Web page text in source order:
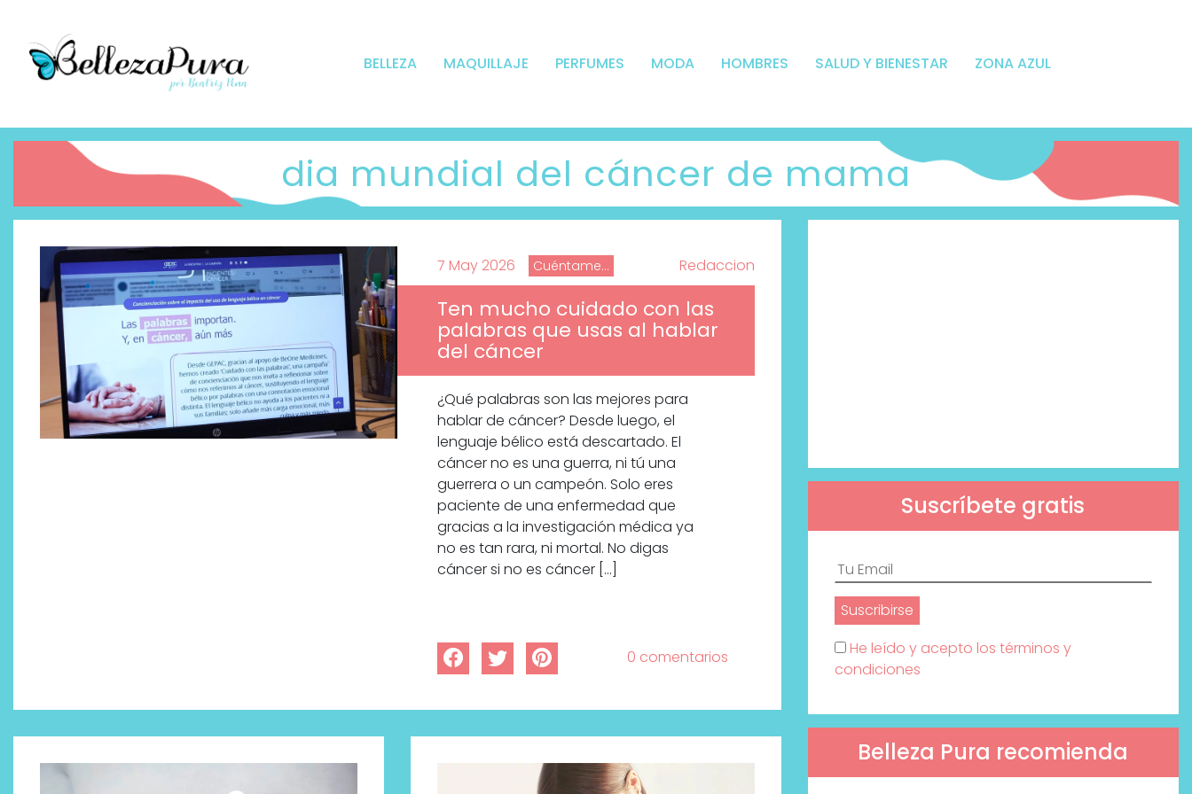
BELLEZA MAQUILLAJE PERFUMES MODA HOMBRES SALUD Y BIENESTAR ZONA AZUL
dia mundial del cáncer de mama
7 May 2026 Cuéntame... Redaccion
Ten mucho cuidado con las
palabras que usas al hablar
del cáncer
¿Qué palabras son las mejores para
hablar de cáncer? Desde luego, el
lenguaje bélico está descartado. El
cáncer no es una guerra, ni tú una
guerrera o un campeón. Solo eres
paciente de una enfermedad que
gracias a la investigación médica ya
no es tan rara, ni mortal. No digas
cáncer si no es cáncer […]
0 comentarios
Suscríbete gratis
He leído y acepto los términos y
condiciones
Belleza Pura recomienda